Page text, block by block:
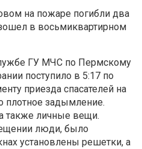
на пожаре погибли два
в восьмиквартирном
ГУ МЧС по Пермскому
поступило в 5:17 по
приезда спасателей на
плотное задымление.
также личные вещи.
люди, было
установлены решетки, а